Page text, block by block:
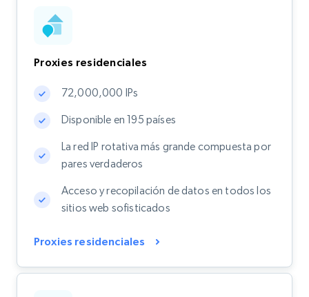
Proxies residenciales
72,000,000 IPs
Disponible en 195 países
La red IP rotativa más grande compuesta por
pares verdaderos
Acceso y recopilación de datos en todos los
sitios web sofisticados
Proxies residenciales